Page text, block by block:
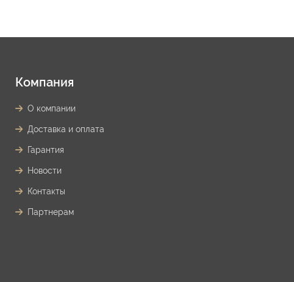
Компания
О компании
Доставка и оплата
Гарантия
Новости
Контакты
Партнерам